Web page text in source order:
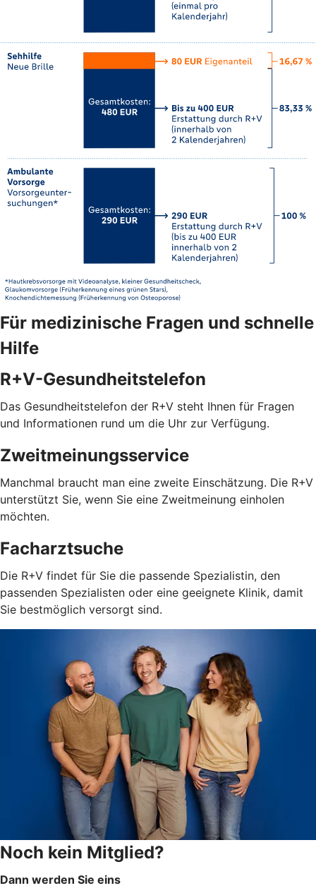
Für medizinische Fragen und schnelle
Hilfe
R+V-Gesundheitstelefon
Das Gesundheitstelefon der R+V steht Ihnen für Fragen
und Informationen rund um die Uhr zur Verfügung.
Zweitmeinungsservice
Manchmal braucht man eine zweite Einschätzung. Die R+V
unterstützt Sie, wenn Sie eine Zweitmeinung einholen
möchten.
Facharztsuche
Die R+V findet für Sie die passende Spezialistin, den
passenden Spezialisten oder eine geeignete Klinik, damit
Sie bestmöglich versorgt sind.
Noch kein Mitglied?
Dann werden Sie eins